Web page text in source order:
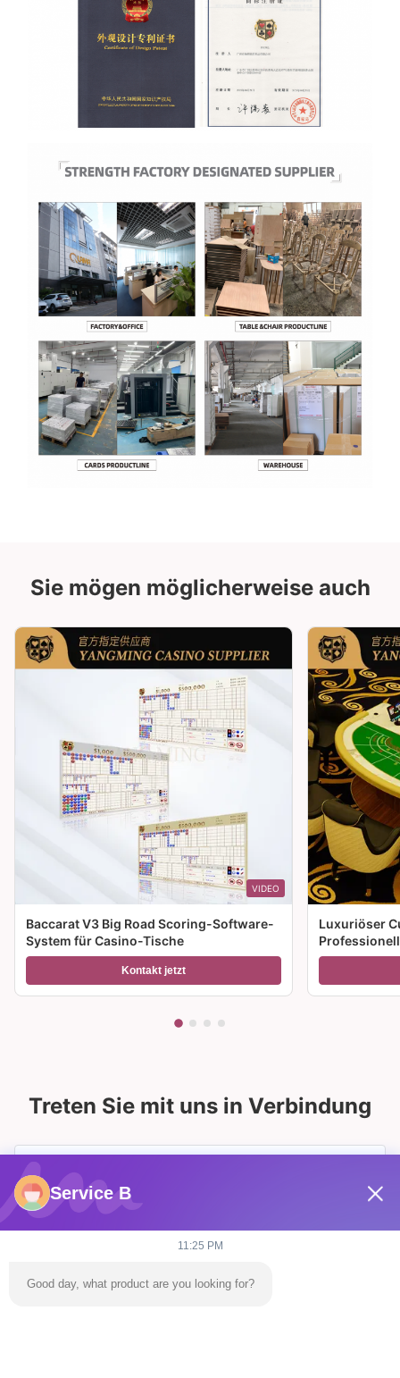
Sie mögen möglicherweise auch
VIDEO
Baccarat V3 Big Road Scoring-Software-
System für Casino-Tische
Kontakt jetzt
Luxuriöser
Spieltisch
Treten Sie mit uns in Verbindung
Service B
11:25 PM
Good day, what product are you looking for?